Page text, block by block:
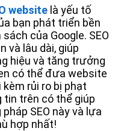
website là yếu tố
bạn phát triển bền
của Google. SEO
và lâu dài, giúp
hiệu và tăng trưởng
có thể đưa website
rủi ro bị phạt
tin trên có thể giúp
SEO này và lựa
hợp nhất!